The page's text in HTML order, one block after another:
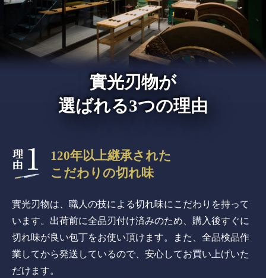
實光刃物が
選ばれる3つの理由
120年以上継承された
こだわりの切れ味
實光刃物は、職人の技による切れ味にこだわりを持って
います。出荷前に全品刃付け済みのため、購入後すぐに
切れ味が良い包丁をお使い頂けます。また、全品検品作
業してから発送しているので、安心してお買い上げいた
だけます。